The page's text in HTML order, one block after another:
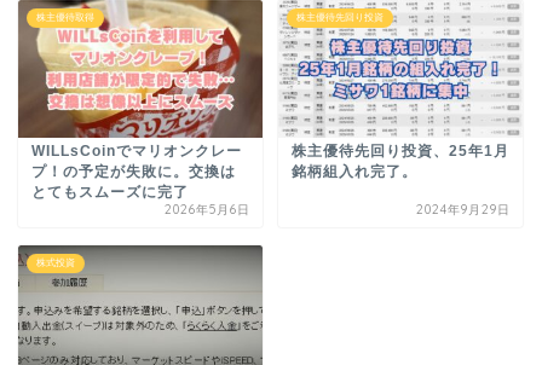
株主優待取得
WILLsCoinでマリオンクレー
プ！の予定が失敗に。交換は
とてもスムーズに完了
2026年5月6日
株主優待先回り投資
株主優待先回り投資、25年1月
銘柄組入れ完了。
2024年9月29日
株式投資